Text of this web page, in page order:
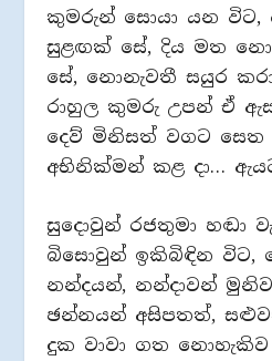
කුමරුන් සොයා යන විට,
සුළඟක් සේ, දිය මත
සේ, නොනැවතී සයුර
රාහුල කුමරු උපන් ඒ
දෙව් මිනිසත් වගට
අභිනික්මන් කළ දා…
සුදොවුන් රජතුමා හඬා
බිසොවුන් ඉකිබිඳින විට,
නන්දයන්, නන්දාවන්
ඡන්නයන් අසිපතත්,
දුක වාවා ගත